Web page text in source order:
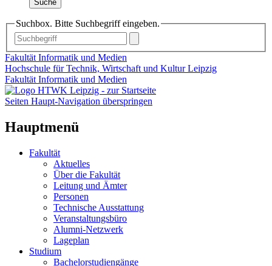
Suche
Suchbox. Bitte Suchbegriff eingeben.
Fakultät Informatik und Medien
Hochschule für Technik, Wirtschaft und Kultur Leipzig
Fakultät Informatik und Medien
Seiten Haupt-Navigation überspringen
Hauptmenü
Fakultät
Aktuelles
Über die Fakultät
Leitung und Ämter
Personen
Technische Ausstattung
Veranstaltungsbüro
Alumni-Netzwerk
Lageplan
Studium
Bachelorstudiengänge